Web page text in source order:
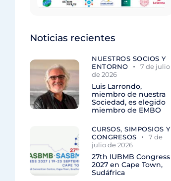
Noticias recientes
NUESTROS SOCIOS Y
ENTORNO
7 de julio
de 2026
Luis Larrondo,
miembro de nuestra
Sociedad, es elegido
miembro de EMBO
CURSOS, SIMPOSIOS Y
CONGRESOS
7 de
julio de 2026
27th IUBMB Congress
2027 en Cape Town,
Sudáfrica